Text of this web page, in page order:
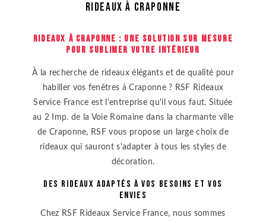
Rideaux à Craponne
RIDEAUX À CRAPONNE : UNE SOLUTION SUR MESURE
POUR SUBLIMER VOTRE INTÉRIEUR
À la recherche de rideaux élégants et de qualité pour
habiller vos fenêtres à Craponne ? RSF Rideaux
Service France est l'entreprise qu'il vous faut. Située
au 2 Imp. de la Voie Romaine dans la charmante ville
de Craponne, RSF vous propose un large choix de
rideaux qui sauront s'adapter à tous les styles de
décoration.
Des rideaux adaptés à vos besoins et vos
envies
Chez RSF Rideaux Service France, nous sommes